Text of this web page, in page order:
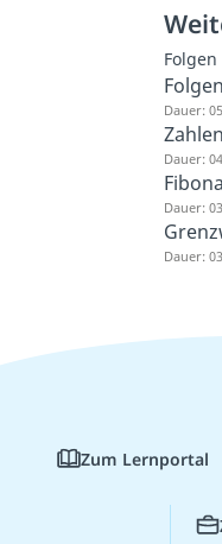
Folgen
Dauer:
Dauer:
Dauer:
Dauer:
Zum Lernportal